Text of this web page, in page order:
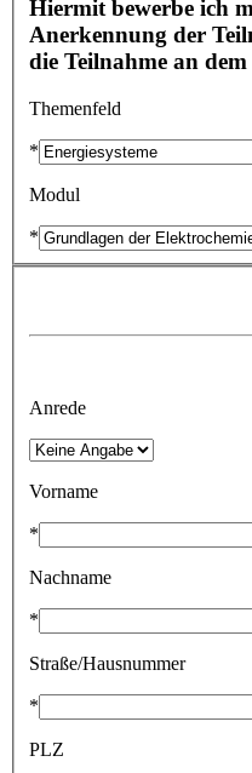
Hiermit bewerbe ich
Anerkennung der
die Teilnahme an
Themenfeld
*
Modul
*
Anrede
Vorname
*
Nachname
*
Straße/Hausnummer
*
PLZ